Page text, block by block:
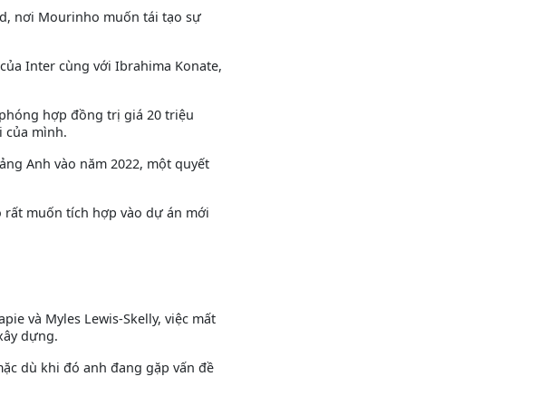
nơi Mourinho muốn tái tạo sự
Inter cùng với Ibrahima Konate,
hợp đồng trị giá 20 triệu
của mình.
Anh vào năm 2022, một quyết
muốn tích hợp vào dự án mới
và Myles Lewis-Skelly, việc mất
dựng.
dù khi đó anh đang gặp vấn đề